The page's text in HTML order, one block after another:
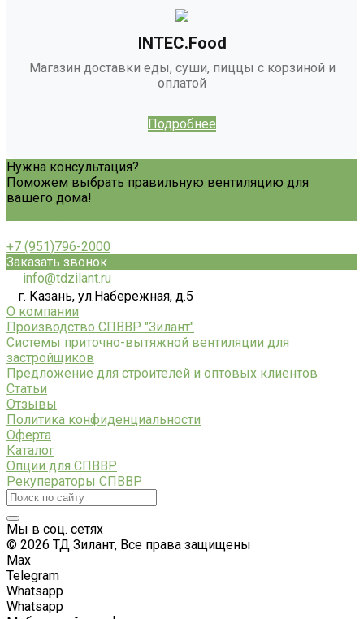
INTEC.Food
Магазин доставки еды, суши, пиццы с корзиной и
оплатой
Подробнее
Нужна консультация?
Поможем выбрать правильную вентиляцию для
вашего дома!
+7 (951)796-2000
Заказать звонок
info@tdzilant.ru
г. Казань, ул.Набережная, д.5
О компании
Производство СПВВР "Зилант"
Системы приточно-вытяжной вентиляции для
застройщиков
Предложение для строителей и оптовых клиентов
Статьи
Отзывы
Политика конфиденциальности
Оферта
Каталог
Опции для СПВВР
Рекуператоры СПВВР
Мы в соц. сетях
© 2026 ТД Зилант, Все права защищены
Max
Telegram
Whatsapp
Whatsapp